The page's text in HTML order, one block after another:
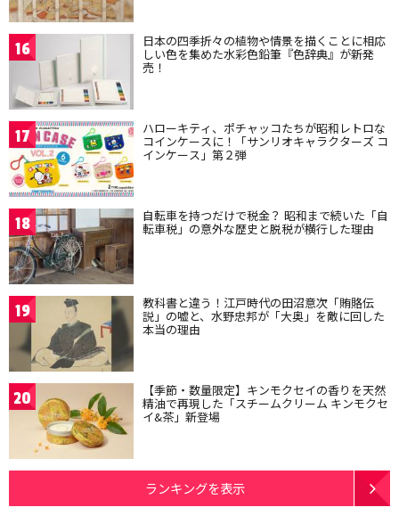
16 日本の四季折々の植物や情景を描くことに相応
しい色を集めた水彩色鉛筆『色辞典』が新発
売！
17 ハローキティ、ポチャッコたちが昭和レトロな
コインケースに！「サンリオキャラクターズ コ
インケース」第２弾
18 自転車を持つだけで税金？ 昭和まで続いた「自
転車税」の意外な歴史と脱税が横行した理由
19 教科書と違う！江戸時代の田沼意次「賄賂伝
説」の嘘と、水野忠邦が「大奥」を敵に回した
本当の理由
20 【季節・数量限定】キンモクセイの香りを天然
精油で再現した「スチームクリーム キンモクセ
イ&茶」新登場
ランキングを表示